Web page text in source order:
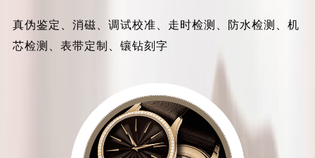
真伪鉴定、消磁、调试校准、走时检测、防水检测、机
芯检测、表带定制、镶钻刻字